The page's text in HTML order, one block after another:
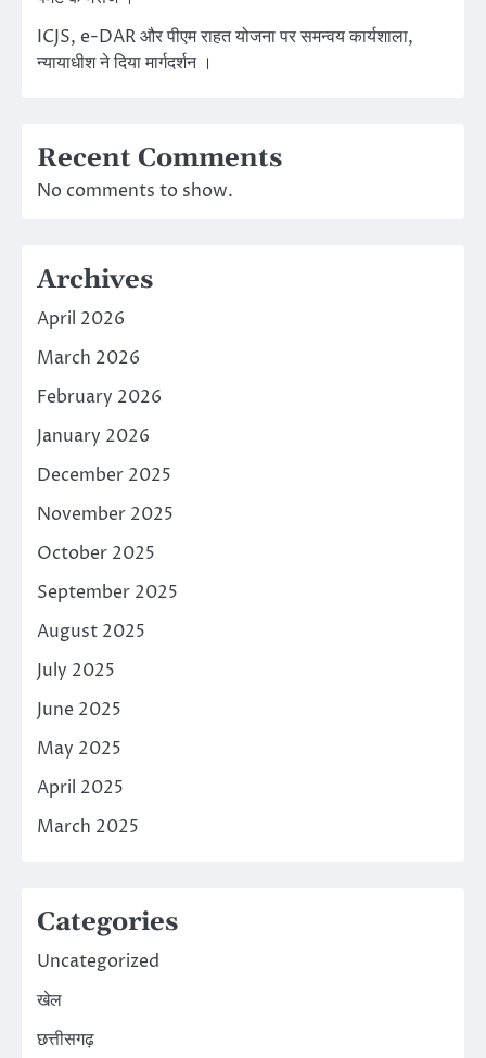
ICJS, e-DAR और पीएम राहत योजना पर समन्वय कार्यशाला,
न्यायाधीश ने दिया मार्गदर्शन ।
Recent Comments
No comments to show.
Archives
April 2026
March 2026
February 2026
January 2026
December 2025
November 2025
October 2025
September 2025
August 2025
July 2025
June 2025
May 2025
April 2025
March 2025
Categories
Uncategorized
खेल
छत्तीसगढ़